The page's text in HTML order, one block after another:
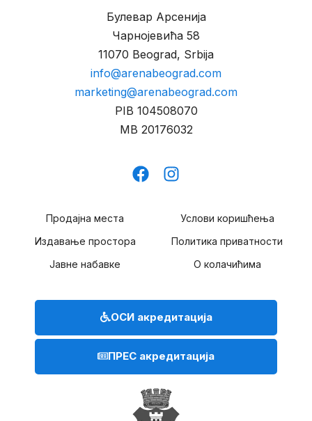
Булевар Арсенија
Чарнојевића 58
11070 Beograd, Srbija
info@arenabeograd.com
marketing@arenabeograd.com
PIB 104508070
MB 20176032
Продајна места
Издавање простора
Јавне набавке
Услови коришћења
Политика приватности
О колачићима
ОСИ акредитација
ПРЕС акредитација